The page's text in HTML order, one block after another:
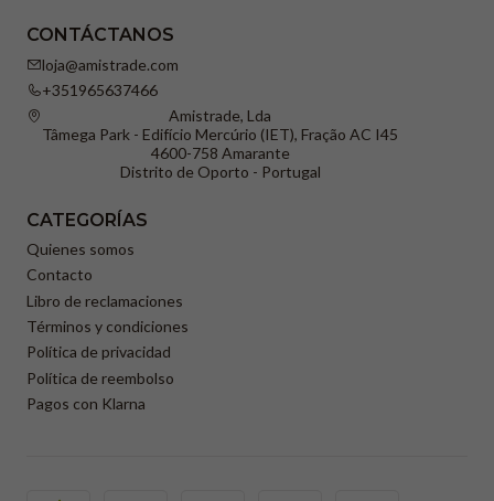
CONTÁCTANOS
loja@amistrade.com
+351965637466
Amistrade, Lda
Tâmega Park - Edifício Mercúrio (IET), Fração AC I45
4600-758 Amarante
Distrito de Oporto - Portugal
CATEGORÍAS
Quienes somos
Contacto
Libro de reclamaciones
Términos y condiciones
Política de privacidad
Política de reembolso
Pagos con Klarna